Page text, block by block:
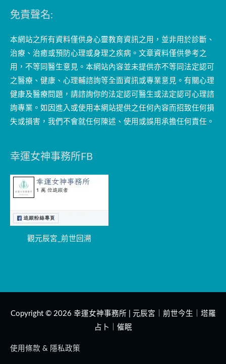
免責聲名:
本網站之所有資料僅供身心靈教育資訊之用，並非用於診斷、
治療、治癒或預防心理或身理之疾病。文章資料僅供參考之
用，不等同醫生意見。本網站內容並未提供亦不等同法定認可
之醫療、健康、心理輔諮詢等全面資訊或專業意見。有關心理
健康及醫療問題，請諮詢你的法定認可醫生或法定認可心理諮
詢專業。如因進入或使用本網站提供之任何內容而招致任何損
失或損害，我們不會就任何陳述、使用或誤用承擔任何責任。
幸運女神事務所FB
觀元辰宮_前世回溯
Copyright © 2026 幸運女神事務所 | 元辰宮｜前世今生｜塔羅
占卜｜催眠
使用條款 & 隱私政策